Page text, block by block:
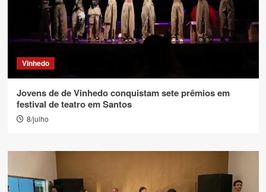
Vinhedo
Jovens de de Vinhedo conquistam sete prêmios em
festival de teatro em Santos
8/julho